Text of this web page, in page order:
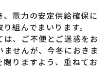
電力の安定供給確保に
組んでまいります。
、ご不便とご迷惑をお
せんが、今冬におきま
賜りますよう、重ねてお